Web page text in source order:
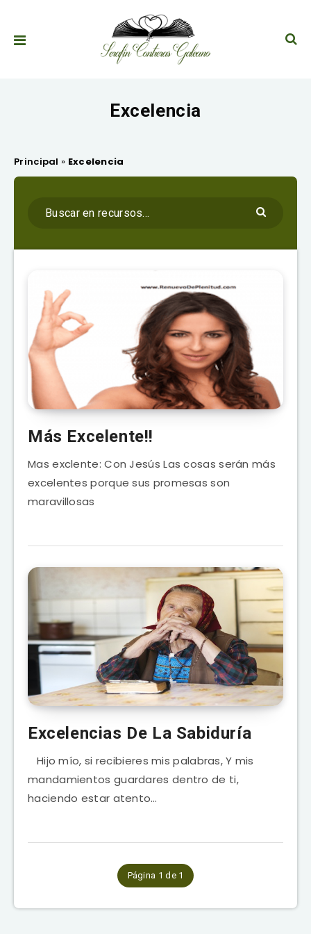
Excelencia
Principal » Excelencia
Más Excelente!!
Mas exclente: Con Jesús Las cosas serán más
excelentes porque sus promesas son
maravillosas
Excelencias De La Sabiduría
Hijo mío, si recibieres mis palabras, Y mis
mandamientos guardares dentro de ti,
haciendo estar atento…
Página 1 de 1